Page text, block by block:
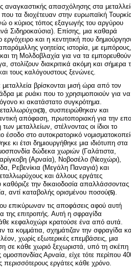
αναγκαστικής απασχόλησης στα
τα διοχέτευαν στην ευρωπαϊκή
ο κύριος τόπος εξαγωγής του αργύρου
Σιδηροκαύσια). Επίσης, μια καθαρά
και η κεντητική που
γοητείας ιστορία, με εμπόρους,
τη Μολδοβλαχία για να τα
στολίζουν διακριτικά ακόμη και σήμερα
τους καλόγουστους ξενώνες.
μεταλλεία βρίσκονται μισή ώρα από τον
με ρυάκι που το χρησιμοποιούν για να
κι ακατάστατο συγκρότημα.
(3), συσπειρώθηκαν και
απόφαση, πρωτοποριακή για την
μεταλλείων, στέλνοντας οι ίδιοι το
έσοδο στο αυτοκρατορικό
κι έτσι δημιουργήθηκε μια ιδιότυπη στα
δώδεκα χωριών (Γαλάτιστα,
(Αρναία), Νοβοσέλο (Νεοχώρι),
Ρεβενίκια (Μεγάλη Παναγιά) και
και άλλους εργάτες
την δικαιοδοσία απαλλάσσοντας
αντί καταβολής ορισμένου ποσού(5).
επικύρωναν τις αποφάσεις αφού αυτή
της επιτροπής. Αυτή η σφραγίδα
κεφαλοχώρι κρατούσε ένα από αυτά.
κομμάτια, σχημάτιζαν την σφραγίδα
χωρίς εξωτερικές επεμβάσεις, μια
σε κάθε χωριό ξεχωριστά, υπό τη σκέπη
Αρναία, είχε τότε περίπου
περισσότερους εργάτες κάθε χρόνο.